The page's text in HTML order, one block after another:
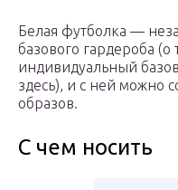
Белая футболка —
базового гардероба (о
индивидуальный
здесь), и с ней можно
образов.
С чем носить